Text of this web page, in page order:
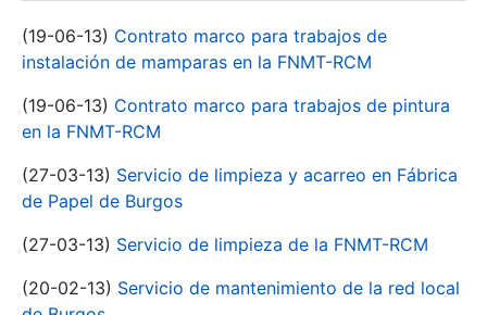
(19-06-13) Contrato marco para trabajos de
instalación de mamparas en la FNMT-RCM
(19-06-13) Contrato marco para trabajos de pintura
en la FNMT-RCM
(27-03-13) Servicio de limpieza y acarreo en Fábrica
de Papel de Burgos
(27-03-13) Servicio de limpieza de la FNMT-RCM
(20-02-13) Servicio de mantenimiento de la red local